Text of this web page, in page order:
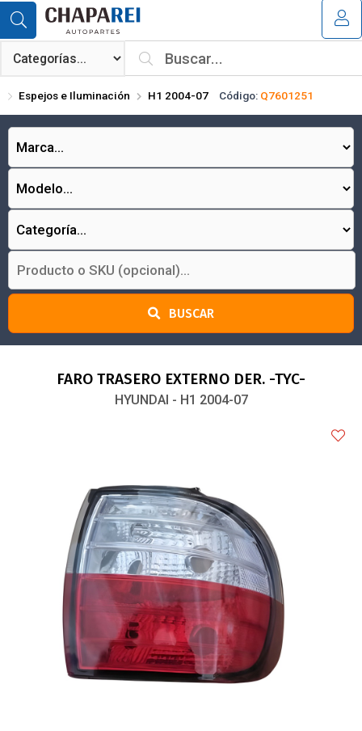
Compartir por email
¿Tienes cupón de descuento?
Espejos e Iluminación H1 2004-07 Código: Q7601251
BUSCAR
FARO TRASERO EXTERNO DER. -TYC-
HYUNDAI - H1 2004-07